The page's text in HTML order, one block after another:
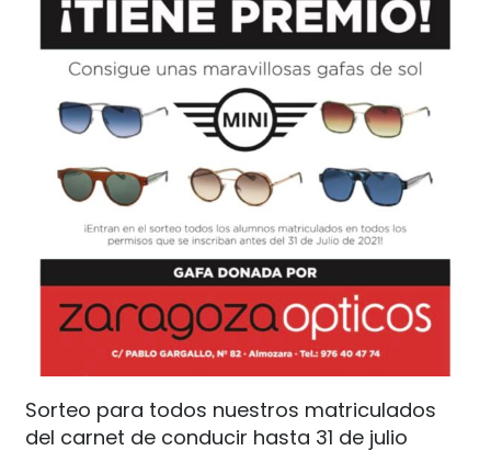
Sorteo para todos nuestros matriculados
del carnet de conducir hasta 31 de julio